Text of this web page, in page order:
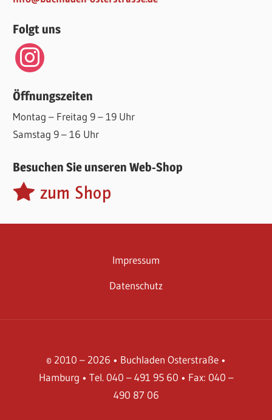
Folgt uns
instagram
Öffnungszeiten
Montag – Freitag 9 – 19 Uhr
Samstag 9 – 16 Uhr
Besuchen Sie unseren Web-Shop
Impressum
Datenschutz
© 2010 – 2026 • Buchladen Osterstraße •
Hamburg • Tel. 040 – 491 95 60 • Fax: 040 –
490 87 06